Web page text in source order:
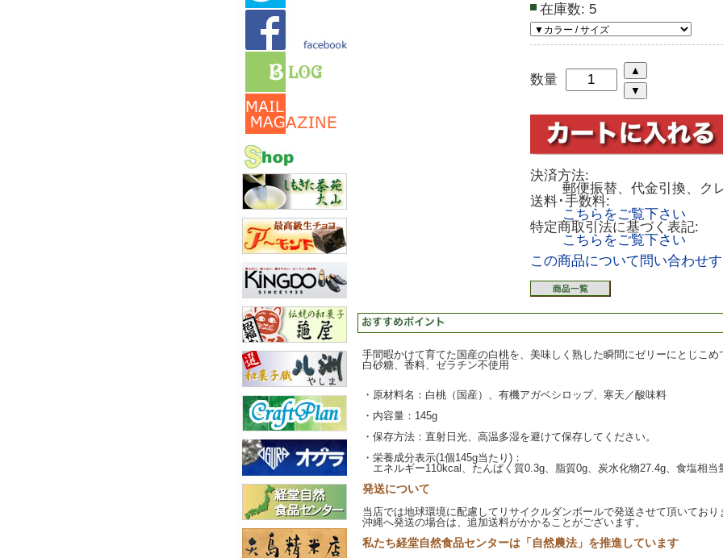
在庫数: 5
数量
決済方法:
郵便振替、代金引換、ク
送料･手数料:
こちらをご覧下さい
特定商取引法に基づく表記:
こちらをご覧下さい
この商品について問い合わせ
手間暇かけて育てた国産の白桃を、美味しく熟した瞬間にゼリーにとじこめ
白砂糖、香料、ゼラチン不使用
・原材料名：白桃（国産）、有機アガベシロップ、寒天／酸味料
・内容量：145g
・保存方法：直射日光、高温多湿を避けて保存してください。
・栄養成分表示(1個145g当たり)：
エネルギー110kcal、たんぱく質0.3g、脂質0g、炭水化物27.4g、食塩相当
発送について
当店では地球環境に配慮してリサイクルダンボールで発送させて頂いており
沖縄へ発送の場合は、追加送料がかかることがございます。
私たち経堂自然食品センターは「自然農法」を推進しています